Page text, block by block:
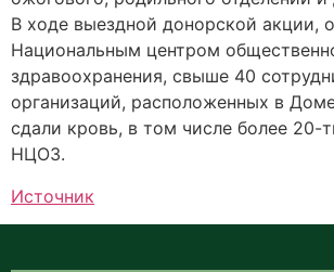
В ходе выездной донорской акции,
Национальным центром
здравоохранения, свыше 40
организаций, расположенных в
сдали кровь, в том числе более 20-
НЦОЗ.
Источник